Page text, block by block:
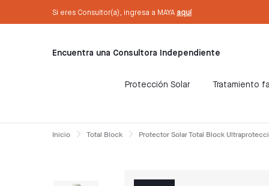
Si eres Consultor(a), ingresa a MAYA aquí
Sé Consultora ahora. ¡Regístrate aquí!
Encuentra una Consultora Independiente
Protección Solar Tratamiento
Inicio Total Block Protector Solar Total Block